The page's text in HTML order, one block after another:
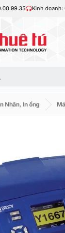
Kinh
Nhãn, In ống